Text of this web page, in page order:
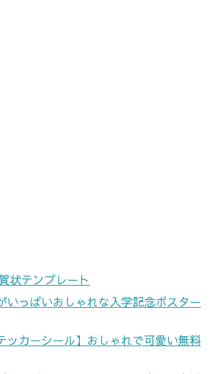
状テンプレート
いっぱいおしゃれな入学記念ポスター
ッカーシール】おしゃれで可愛い無料